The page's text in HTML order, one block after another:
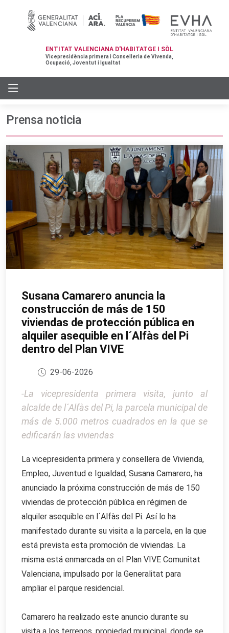
ENTITAT VALENCIANA D'HABITATGE I SÒL
Vicepresidència primera i Conselleria de Vivenda,
Ocupació, Joventut i Igualtat
Prensa noticia
Susana Camarero anuncia la
construcción de más de 150
viviendas de protección pública en
alquiler asequible en l´Alfàs del Pi
dentro del Plan VIVE
29-06-2026
-La vicepresidenta primera visita, junto al
alcalde de l´Alfàs del Pi, la parcela municipal de
más de 5.000 metros cuadrados en la que se
edificarán las viviendas
La vicepresidenta primera y consellera de Vivienda,
Empleo, Juventud e Igualdad, Susana Camarero, ha
anunciado la próxima construcción de más de 150
viviendas de protección pública en régimen de
alquiler asequible en l´Alfàs del Pi. Así lo ha
manifestado durante su visita a la parcela, en la que
está prevista esta promoción de viviendas. La
misma está enmarcada en el Plan VIVE Comunitat
Valenciana, impulsado por la Generalitat para
ampliar el parque residencial.
Camarero ha realizado este anuncio durante su